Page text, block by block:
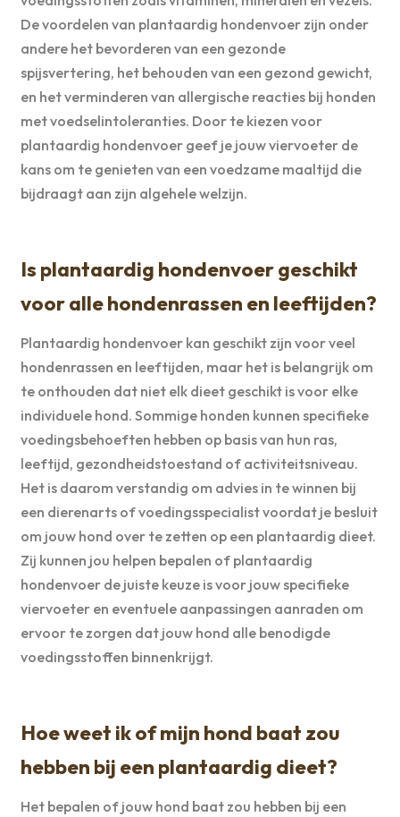
De voordelen van plantaardig hondenvoer zijn onder
andere het bevorderen van een gezonde
spijsvertering, het behouden van een gezond gewicht,
en het verminderen van allergische reacties bij honden
met voedselintoleranties. Door te kiezen voor
plantaardig hondenvoer geef je jouw viervoeter de
kans om te genieten van een voedzame maaltijd die
bijdraagt aan zijn algehele welzijn.
Is plantaardig hondenvoer geschikt
voor alle hondenrassen en leeftijden?
Plantaardig hondenvoer kan geschikt zijn voor veel
hondenrassen en leeftijden, maar het is belangrijk om
te onthouden dat niet elk dieet geschikt is voor elke
individuele hond. Sommige honden kunnen specifieke
voedingsbehoeften hebben op basis van hun ras,
leeftijd, gezondheidstoestand of activiteitsniveau.
Het is daarom verstandig om advies in te winnen bij
een dierenarts of voedingsspecialist voordat je besluit
om jouw hond over te zetten op een plantaardig dieet.
Zij kunnen jou helpen bepalen of plantaardig
hondenvoer de juiste keuze is voor jouw specifieke
viervoeter en eventuele aanpassingen aanraden om
ervoor te zorgen dat jouw hond alle benodigde
voedingsstoffen binnenkrijgt.
Hoe weet ik of mijn hond baat zou
hebben bij een plantaardig dieet?
Het bepalen of jouw hond baat zou hebben bij een